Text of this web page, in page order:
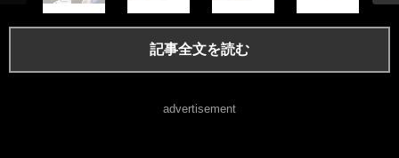
記事全文を読む
advertisement